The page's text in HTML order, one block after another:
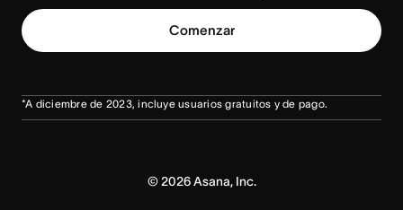
Comenzar
*A diciembre de 2023, incluye usuarios gratuitos y de pago.
©2026Asana, Inc.